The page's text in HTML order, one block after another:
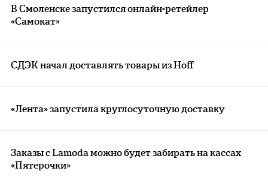
В Смоленске запустился онлайн-ретейлер
«Самокат»
СДЭК начал доставлять товары из Hoff
«Лента» запустила круглосуточную доставку
Заказы с Lamoda можно будет забирать на кассах
«Пятерочки»